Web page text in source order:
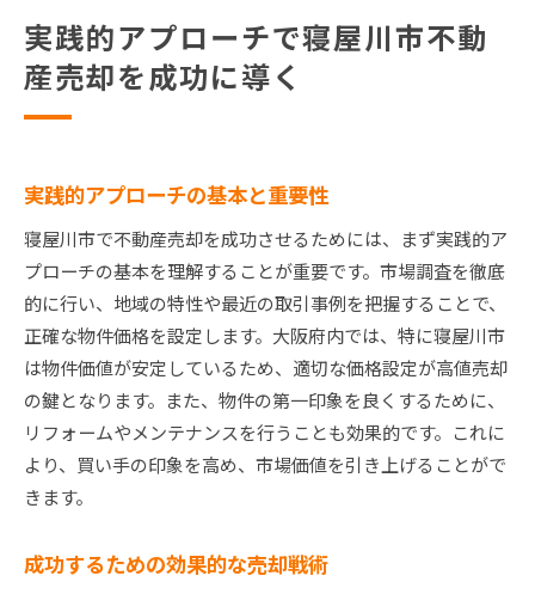
実践的アプローチで寝屋川市不動
産売却を成功に導く
実践的アプローチの基本と重要性
寝屋川市で不動産売却を成功させるためには、まず実践的ア
プローチの基本を理解することが重要です。市場調査を徹底
的に行い、地域の特性や最近の取引事例を把握することで、
正確な物件価格を設定します。大阪府内では、特に寝屋川市
は物件価値が安定しているため、適切な価格設定が高値売却
の鍵となります。また、物件の第一印象を良くするために、
リフォームやメンテナンスを行うことも効果的です。これに
より、買い手の印象を高め、市場価値を引き上げることがで
きます。
成功するための効果的な売却戦術